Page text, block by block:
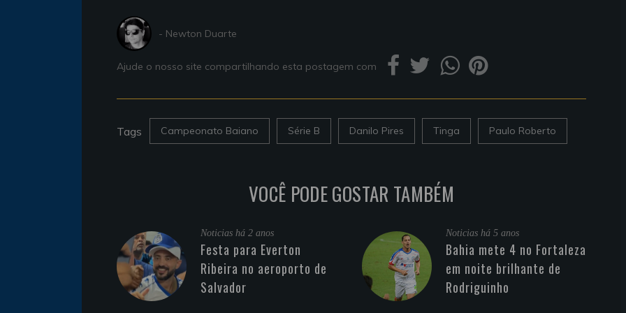
- Newton Duarte
Ajude o nosso site compartilhando esta postagem com
Tags Campeonato Baiano Série B Danilo Pires Tinga Paulo Roberto
VOCÊ PODE GOSTAR TAMBÉM
Noticias há 2 anos
Festa para Everton
Ribeira no aeroporto de
Salvador
Noticias há 5 anos
Bahia mete 4 no Fortaleza
em noite brilhante de
Rodriguinho